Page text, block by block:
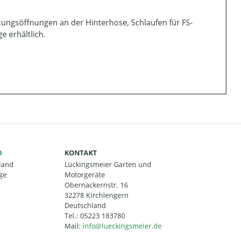
an der Hinterhose, Schlaufen für FS­
erhältlich.
KONTAKT
Lückingsmeier Garten und
Motorgeräte
Obernackernstr. 16
32278 Kirchlengern
Deutschland
Tel.: 05223 183780
Mail: